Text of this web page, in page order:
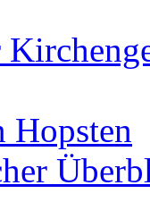
Hopsten